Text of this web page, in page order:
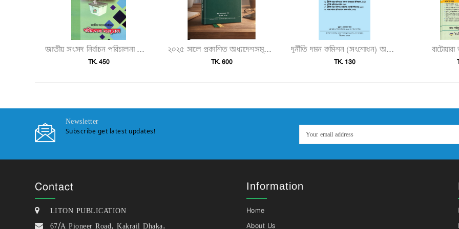
জাতীয় সংসদ নির্বাচন পরিচালনা ম্যানুয়েল"
TK. 450
২০২৫ সালে প্রকাশিত অধ্যাদেশসমূহ (অধ্যাদেশ ১–৮০)"
TK. 600
দুর্নীতি দমন কমিশন (সংশোধন) অধ্যাদেশ, ২০২৫ ও দুর্নীতি দমন কমিশন আইন, বিধিমালা ও সংশ্লিষ্ট আইনসমূহ"
TK. 130
Newsletter
Subscribe get latest updates!
Contact
LITON PUBLICATION
67/A Pioneer Road, Kakrail Dhaka.
Information
Home
About Us